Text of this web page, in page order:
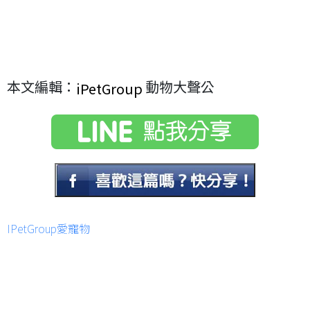
本文編輯： iPetGroup 動物大聲公
IPetGroup愛寵物